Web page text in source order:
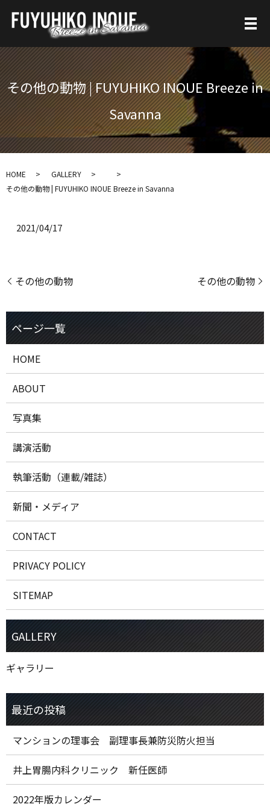
その他の動物 | FUYUHIKO INOUE Breeze in
Savanna
HOME
GALLERY
その他の動物 | FUYUHIKO INOUE Breeze in Savanna
2021/04/17
その他の動物 その他の動物
HOME
ABOUT
写真集
講演活動
執筆活動（連載/雑誌）
新聞・メディア
CONTACT
PRIVACY POLICY
SITEMAP
ギャラリー
マンションの理事会 副理事長兼防災防火担当
井上胃腸内科クリニック 新任医師
2022年版カレンダー